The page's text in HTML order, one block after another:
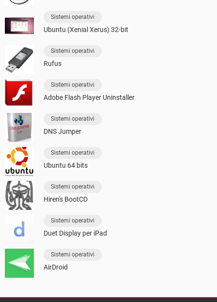
Sistemi operativi
Ubuntu (Xenial Xerus) 32-bit
Sistemi operativi
Rufus
Sistemi operativi
Adobe Flash Player Uninstaller
Sistemi operativi
DNS Jumper
Sistemi operativi
Ubuntu 64 bits
Sistemi operativi
Hiren's BootCD
Sistemi operativi
Duet Display per iPad
Sistemi operativi
AirDroid